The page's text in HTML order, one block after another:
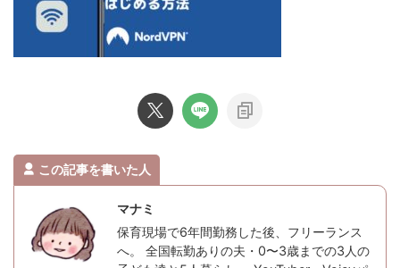
この記事を書いた人
マナミ
保育現場で6年間勤務した後、フリーランス
へ。 全国転勤ありの夫・0〜3歳までの3人の